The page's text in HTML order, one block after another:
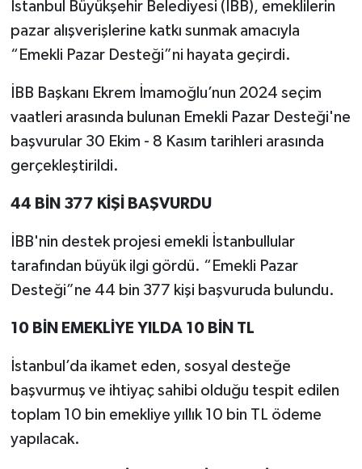
İstanbul Büyükşehir Belediyesi (İBB), emeklilerin
pazar alışverişlerine katkı sunmak amacıyla
“Emekli Pazar Desteği”ni hayata geçirdi.
İBB Başkanı Ekrem İmamoğlu’nun 2024 seçim
vaatleri arasında bulunan Emekli Pazar Desteği'ne
başvurular 30 Ekim - 8 Kasım tarihleri arasında
gerçekleştirildi.
44 BİN 377 KİŞİ BAŞVURDU
İBB'nin destek projesi emekli İstanbullular
tarafından büyük ilgi gördü. “Emekli Pazar
Desteği”ne 44 bin 377 kişi başvuruda bulundu.
10 BİN EMEKLİYE YILDA 10 BİN TL
İstanbul’da ikamet eden, sosyal desteğe
başvurmuş ve ihtiyaç sahibi olduğu tespit edilen
toplam 10 bin emekliye yıllık 10 bin TL ödeme
yapılacak.